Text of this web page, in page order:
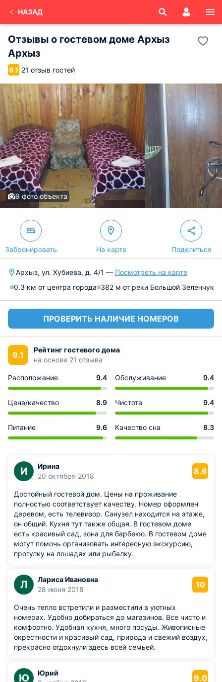
НАЗАД
Отзывы о гостевом доме Архыз
Архыз
9.1 21 отзыв гостей
9 фото объекта
Забронировать На карте Поделиться
Архыз, ул. Хубиева, д. 4/1 — Посмотреть на карте
0.3 км от центра города 382 м от реки Большой Зеленчук
ПРОВЕРИТЬ НАЛИЧИЕ НОМЕРОВ
9.1
Рейтинг гостевого дома
на основе 21 отзыва
Расположение 9.4 Обслуживание 9.4
Цена/качество 8.9 Чистота 9.4
Питание 9.6 Качество сна 8.3
И
Ирина
20 октября 2018
8.6
Достойный гостевой дом. Цены на проживание
полностью соответствует качеству. Номер оформлен
деревом, есть телевизор. Санузел находится на этаже,
он общий. Кухня тут также общая. В гостевом доме
есть красивый сад, зона для барбекю. В гостевом доме
могут помочь организовать интересную экскурсию,
прогулку на лошадях или рыбалку.
Л
Лариса Ивановна
28 июня 2018
10
Очень тепло встретили и разместили в уютных
номерах. Удобно добираться до магазинов. Все чисто и
комфортно. Удобная кухня, много посуды. Живописные
окрестности и красивый сад, природа и свежий воздух,
прекрасно отдохнули здесь всей семьей.
Ю
Юрий
9.0